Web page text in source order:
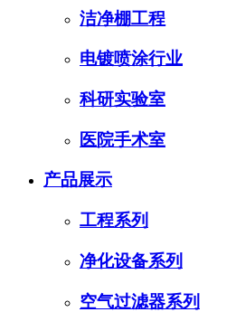
洁净棚工程
电镀喷涂行业
科研实验室
医院手术室
产品展示
工程系列
净化设备系列
空气过滤器系列